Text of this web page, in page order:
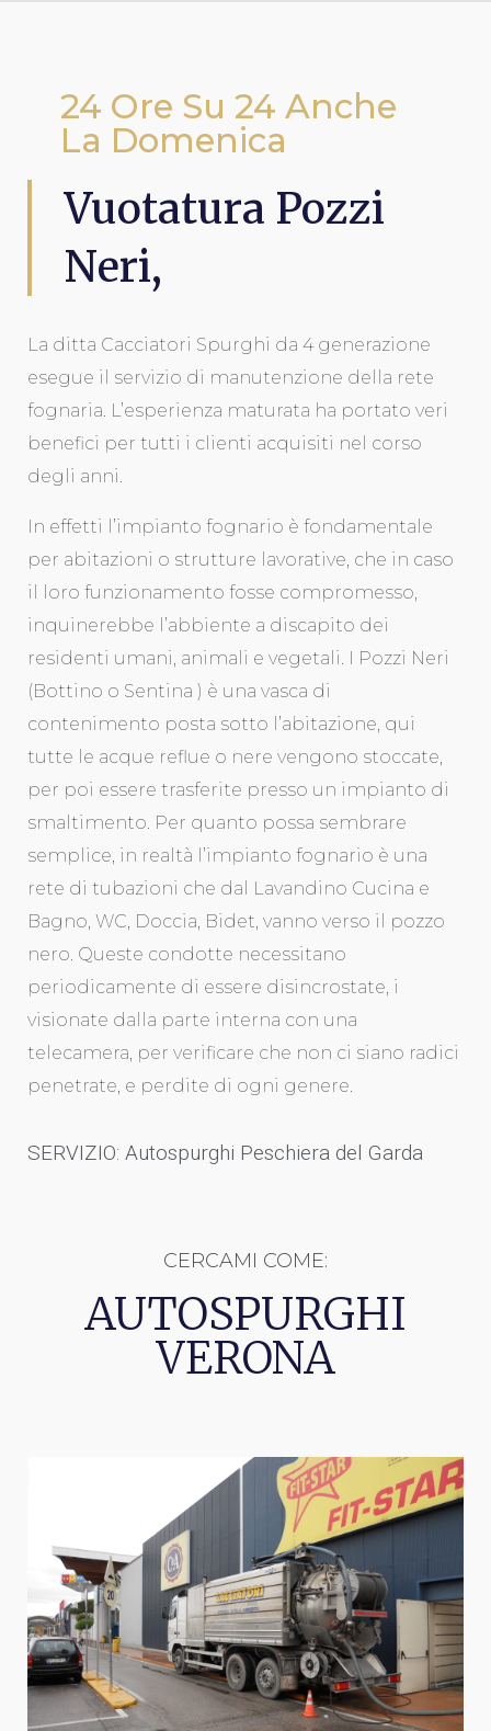
24 Ore Su 24 Anche
La Domenica
Vuotatura Pozzi
Neri,
La ditta Cacciatori Spurghi da 4 generazione
esegue il servizio di manutenzione della rete
fognaria. L’esperienza maturata ha portato veri
benefici per tutti i clienti acquisiti nel corso
degli anni.
In effetti l’impianto fognario è fondamentale
per abitazioni o strutture lavorative, che in caso
il loro funzionamento fosse compromesso,
inquinerebbe l’abbiente a discapito dei
residenti umani, animali e vegetali. I Pozzi Neri
(Bottino o Sentina ) è una vasca di
contenimento posta sotto l’abitazione, qui
tutte le acque reflue o nere vengono stoccate,
per poi essere trasferite presso un impianto di
smaltimento. Per quanto possa sembrare
semplice, in realtà l’impianto fognario è una
rete di tubazioni che dal Lavandino Cucina e
Bagno, WC, Doccia, Bidet, vanno verso il pozzo
nero. Queste condotte necessitano
periodicamente di essere disincrostate, i
visionate dalla parte interna con una
telecamera, per verificare che non ci siano radici
penetrate, e perdite di ogni genere.
SERVIZIO: Autospurghi Peschiera del Garda
CERCAMI COME:
AUTOSPURGHI
VERONA